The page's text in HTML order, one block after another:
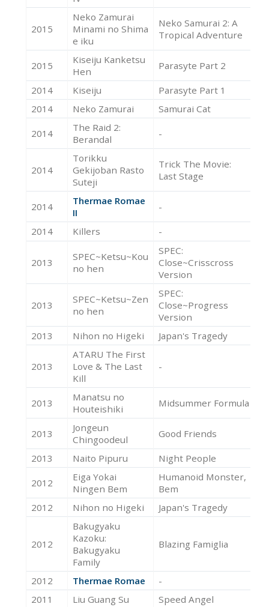
2015
Neko Zamurai
Minami no Shima
e iku
Neko Samurai 2: A
Tropical Adventure
2015
Kiseiju Kanketsu
Hen
Parasyte Part 2
2014 Kiseiju Parasyte Part 1
2014
Neko Zamurai Samurai Cat
2014
The Raid 2:
Berandal
-
2014
Torikku
Gekijoban Rasto
Suteji
Trick The Movie:
Last Stage
2014
Thermae Romae
II
-
2014 Killers -
2013
SPEC~Ketsu~Kou
no hen
SPEC:
Close~Crisscross
Version
2013
SPEC~Ketsu~Zen
no hen
SPEC:
Close~Progress
Version
2013 Nihon no Higeki Japan's Tragedy
2013
ATARU The First
Love & The Last
Kill
-
2013
Manatsu no
Houteishiki
Midsummer Formula
2013
Jongeun
Chingoodeul
Good Friends
2013 Naito Pipuru Night People
2012
Eiga Yokai
Ningen Bem
Humanoid Monster,
Bem
2012 Nihon no Higeki Japan's Tragedy
2012
Bakugyaku
Kazoku:
Bakugyaku
Family
Blazing Famiglia
2012 Thermae Romae -
2011
Liu Guang Su Speed Angel